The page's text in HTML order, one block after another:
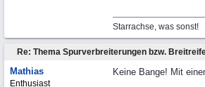
Starrachse, was sonst!
Re: Thema Spurverbreiterungen bzw.
Mathias
Enthusiast
Keine Bange! Mit